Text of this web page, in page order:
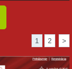
1 2 >